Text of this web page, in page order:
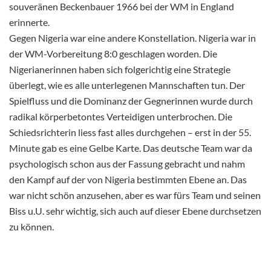
souveränen Beckenbauer 1966 bei der WM in England
erinnerte.
Gegen Nigeria war eine andere Konstellation. Nigeria war in
der WM-Vorbereitung 8:0 geschlagen worden. Die
Nigerianerinnen haben sich folgerichtig eine Strategie
überlegt, wie es alle unterlegenen Mannschaften tun. Der
Spielfluss und die Dominanz der Gegnerinnen wurde durch
radikal körperbetontes Verteidigen unterbrochen. Die
Schiedsrichterin liess fast alles durchgehen – erst in der 55.
Minute gab es eine Gelbe Karte. Das deutsche Team war da
psychologisch schon aus der Fassung gebracht und nahm
den Kampf auf der von Nigeria bestimmten Ebene an. Das
war nicht schön anzusehen, aber es war fürs Team und seinen
Biss u.U. sehr wichtig, sich auch auf dieser Ebene durchsetzen
zu können.